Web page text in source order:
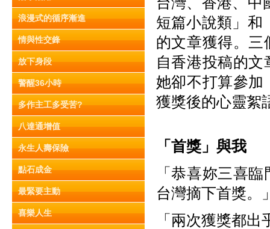
浪漫式的循序漸進
情與性交鋒
放下身段
警醒36小時
多作主工多受苦?
八達通增值
永生人壽保險
點石成金
最緊要主動
喜樂人生
短篇小說類」和
的文章獲得。三
自香港投稿的
她卻不打算參加
獲獎後的心靈絮
「首獎」與我
「恭喜妳三喜
台灣摘下首獎。
「兩次獲獎都